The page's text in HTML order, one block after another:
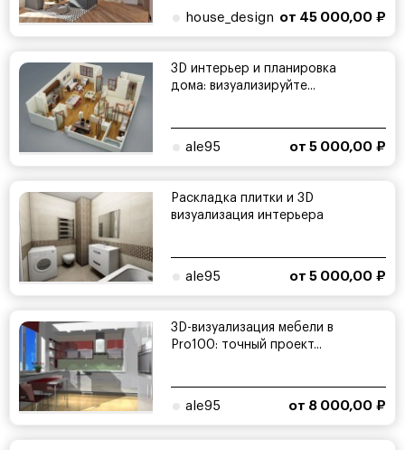
house_design от 45 000,00 ₽
3D интерьер и планировка
дома: визуализируйте...
ale95 от 5 000,00 ₽
Раскладка плитки и 3D
визуализация интерьера
ale95 от 5 000,00 ₽
3D-визуализация мебели в
Pro100: точный проект...
ale95 от 8 000,00 ₽